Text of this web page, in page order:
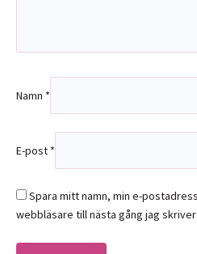
Namn *
E-post *
Spara mitt namn, min e-
webbläsare till nästa gång jag